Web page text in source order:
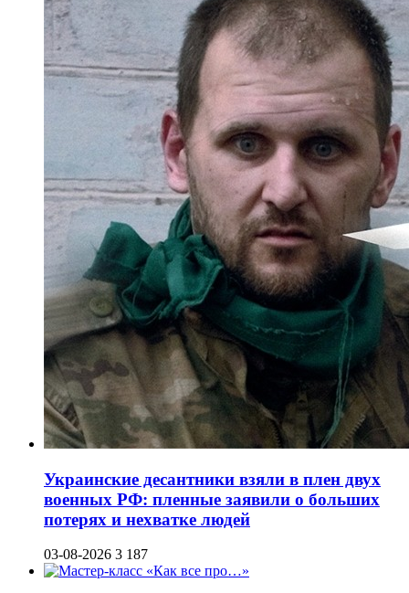
Украинские десантники взяли в плен двух
военных РФ: пленные заявили о больших
потерях и нехватке людей
03-08-2026 3 187